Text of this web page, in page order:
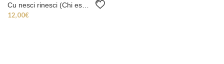
12,00€